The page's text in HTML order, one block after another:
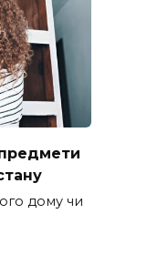
дому чи